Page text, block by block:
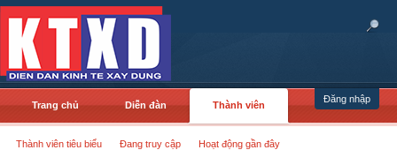
Đăng nhập
Trang chủ Diễn đàn Thành viên
Thành viên tiêu biểu Đang truy cập Hoạt động gần đây